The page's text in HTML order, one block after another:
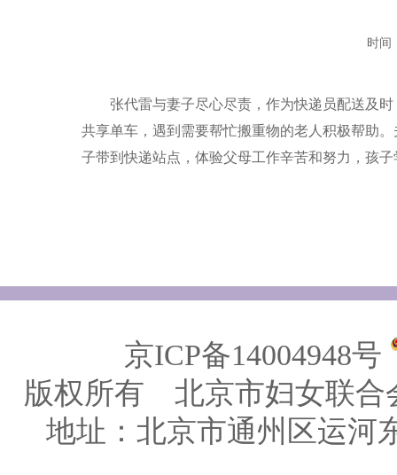
时间
张代雷与妻子尽心尽责，作为快递员配送及时
共享单车，遇到需要帮忙搬重物的老人积极帮助
子带到快递站点，体验父母工作辛苦和努力，孩
京ICP备14004948号
版权所有 北京市妇女联合
地址：北京市通州区运河